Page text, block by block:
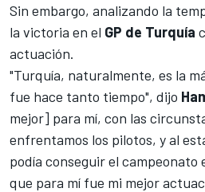
Sin embargo, analizando la
la victoria en el GP de Turquía
actuación.
"Turquía, naturalmente, es la
fue hace tanto tiempo", dijo
mejor] para mí, con las
enfrentamos los pilotos, y al
podía conseguir el campeonato
que para mí fue mi mejor